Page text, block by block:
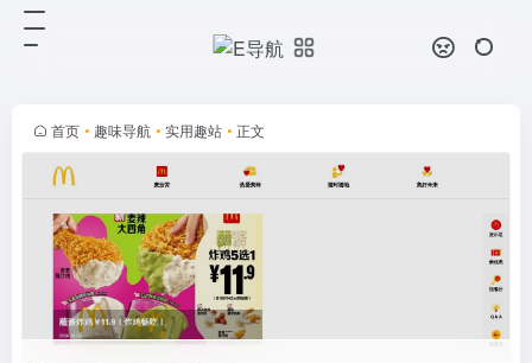
首页 • 趣味导航 • 实用趣站 • 正文
质及碳水化合物等成分数据。只需选
择产品即可获得详细营养信息，帮助
您合理规划饮食搭配，享受美味的